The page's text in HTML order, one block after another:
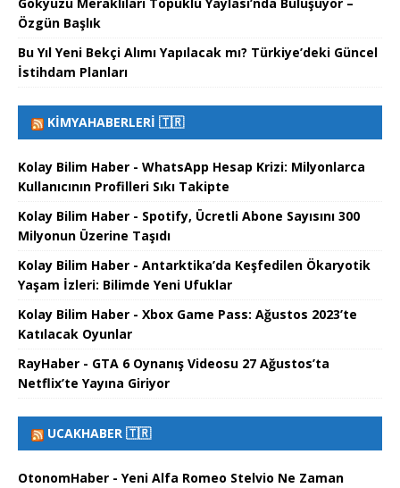
Gökyüzü Meraklıları Topuklu Yaylası’nda Buluşuyor –
Özgün Başlık
Bu Yıl Yeni Bekçi Alımı Yapılacak mı? Türkiye’deki Güncel
İstihdam Planları
KIMYAHABERLERI 🇹🇷
Kolay Bilim Haber - WhatsApp Hesap Krizi: Milyonlarca
Kullanıcının Profilleri Sıkı Takipte
Kolay Bilim Haber - Spotify, Ücretli Abone Sayısını 300
Milyonun Üzerine Taşıdı
Kolay Bilim Haber - Antarktika’da Keşfedilen Ökaryotik
Yaşam İzleri: Bilimde Yeni Ufuklar
Kolay Bilim Haber - Xbox Game Pass: Ağustos 2023’te
Katılacak Oyunlar
RayHaber - GTA 6 Oynanış Videosu 27 Ağustos’ta
Netflix’te Yayına Giriyor
UCAKHABER 🇹🇷
OtonomHaber - Yeni Alfa Romeo Stelvio Ne Zaman